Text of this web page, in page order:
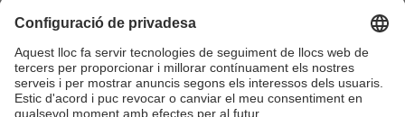
Actualitat R+D+I
La recerca a la UPC
La transferència, l'emprenedoria i
la innovació a la UPC
UPCshop, marxandatge
Sala de premsa